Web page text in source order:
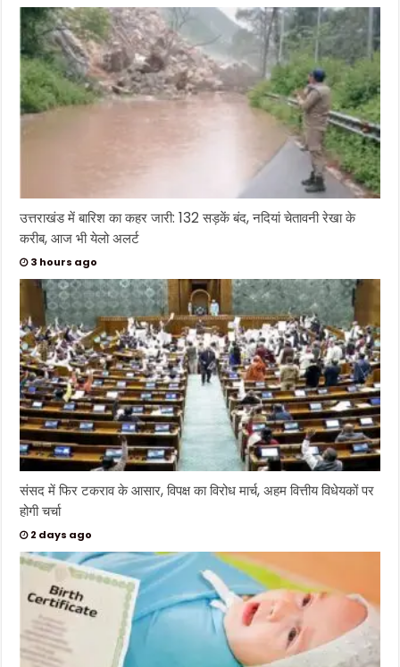
उत्तराखंड में बारिश का कहर जारी: 132 सड़कें बंद, नदियां चेतावनी रेखा के
करीब, आज भी येलो अलर्ट
3 hours ago
संसद में फिर टकराव के आसार, विपक्ष का विरोध मार्च, अहम वित्तीय विधेयकों पर
होगी चर्चा
2 days ago